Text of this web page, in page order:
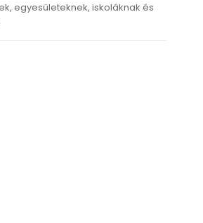
egyesületeknek, iskoláknak és